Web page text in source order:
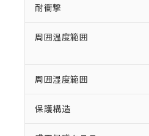
耐衝撃
周囲温度範囲
周囲湿度範囲
保護構造